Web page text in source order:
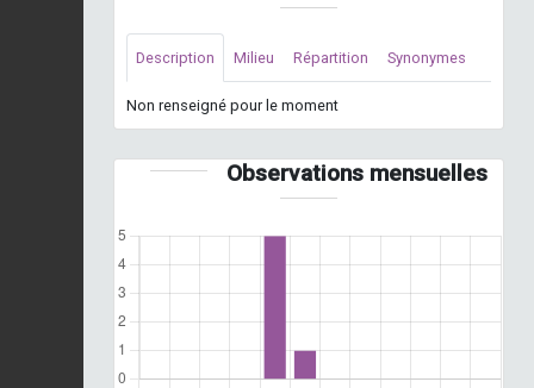
Description Milieu Répartition Synonymes
Non renseigné pour le moment
Observations mensuelles